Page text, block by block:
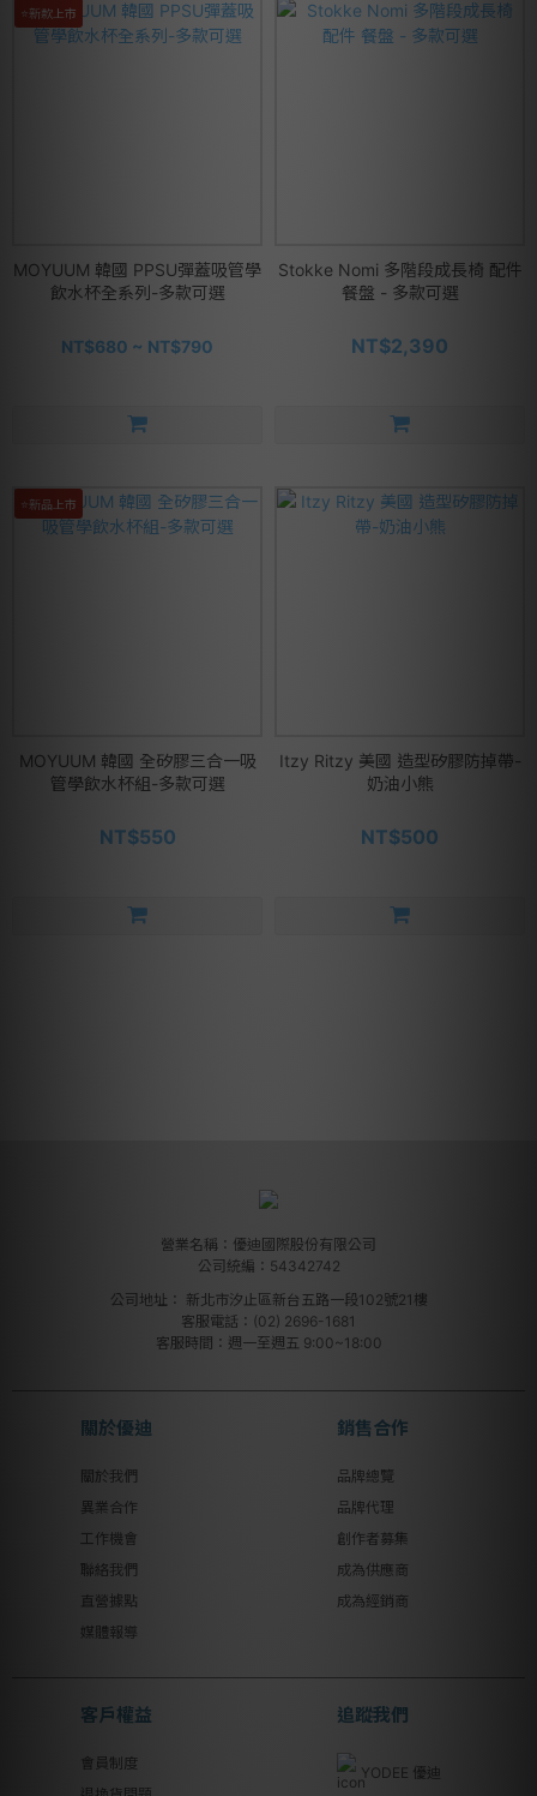
⭐新款上市
MOYUUM 韓國 PPSU彈蓋吸管學
飲水杯全系列-多款可選
NT$680 ~ NT$790
Stokke Nomi 多階段成長椅 配件
餐盤 - 多款可選
NT$2,390
⭐新品上市
MOYUUM 韓國 全矽膠三合一吸
管學飲水杯組-多款可選
NT$550
Itzy Ritzy 美國 造型矽膠防掉帶-
奶油小熊
NT$500
營業名稱：優迪國際股份有限公司
公司統編：54342742
公司地址： 新北市汐止區新台五路一段102號21樓
客服電話：(02) 2696-1681
客服時間：週一至週五 9:00~18:00
關於優迪
關於我們
異業合作
工作機會
聯絡我們
直營據點
媒體報導
銷售合作
品牌總覽
品牌代理
創作者募集
成為供應商
成為經銷商
客戶權益
會員制度
追蹤我們
YODEE 優迪